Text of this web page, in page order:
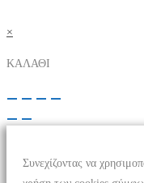
×
ΚΑΛΑΘΙ
Συνεχίζοντας να